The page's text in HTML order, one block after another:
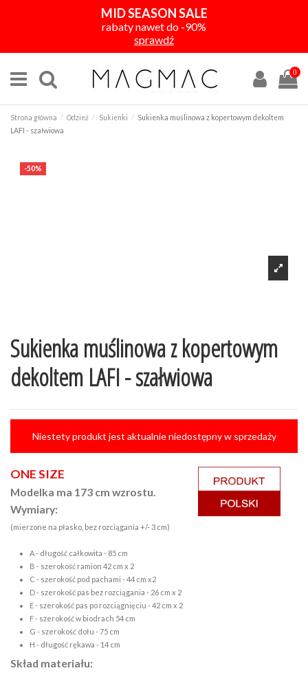
MID SEASON SALE
rabaty nawet do -90%
sprawdź
0
Strona główna Odzież Sukienki
Sukienka muślinowa z kopertowym dekoltem
LAFI - szałwiowa
-50%
Sukienka muślinowa z kopertowym
dekoltem LAFI - szałwiowa
Niestety produkt jest aktualnie niedostępny w sprzedaży
ONE SIZE
Modelka ma 173 cm wzrostu.
Wymiary:
(mierzone na płasko, bez rozciągania +/- 3 cm)
A - długość całkowita - 85 cm
B - szerokość ramion 42 cm x 2
C - szerokość pod pachami - 44 cm x2
D - szerokość pas bez rozciągania - 26 cm x 2
E - szerokość pas po rozciągnięciu - 42 cm x 2
F - szerokość w biodrach 54 cm
G - szerokość dołu - 75 cm
H - długość rękawa - 14 cm
Skład materiału: